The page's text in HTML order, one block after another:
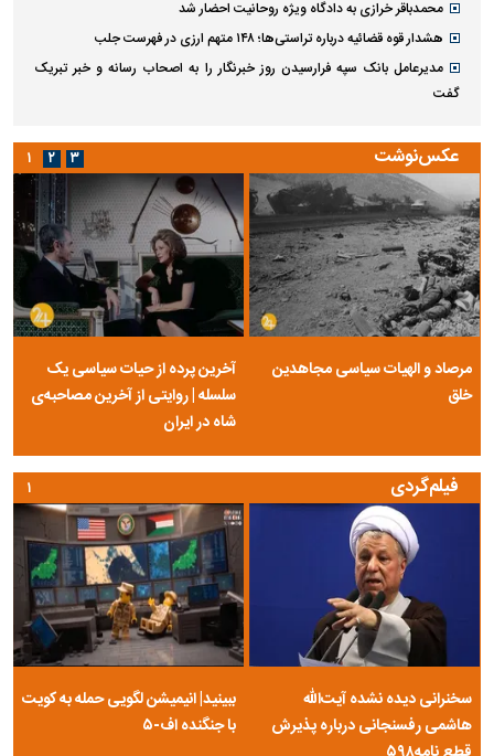
محمدباقر خرازی به دادگاه ویژه روحانیت احضار شد
هشدار قوه قضائیه درباره تراستی‌ها؛ ۱۴۸ متهم ارزی در فهرست جلب
مدیرعامل بانک سپه فرارسیدن روز خبرنگار را به اصحاب رسانه و خبر تبریک
گفت
عکس‌نوشت
مرصاد و الهیات سیاسی مجاهدین
خلق
آخرین پرده از حیات سیاسی یک
سلسله | روایتی از آخرین مصاحبه‌ی
شاه در ایران
۱ ۲ ۳
فیلم‌گردی
سخنرانی دیده نشده آیت‌الله
هاشمی رفسنجانی درباره پذیرش
ببینید| انیمیشن لگویی حمله به کویت
با جنگنده اف-۵
۱